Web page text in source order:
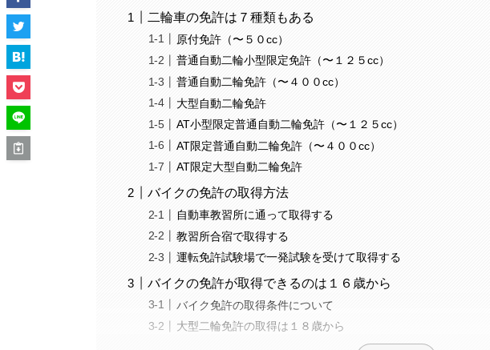
二輪車の免許は７種類もある
原付免許（〜５０cc）
普通自動二輪小型限定免許（〜１２５cc）
普通自動二輪免許（〜４００cc）
大型自動二輪免許
AT小型限定普通自動二輪免許（〜１２５cc）
AT限定普通自動二輪免許（〜４００cc）
AT限定大型自動二輪免許
バイクの免許の取得方法
自動車教習所に通って取得する
教習所合宿で取得する
運転免許試験場で一発試験を受けて取得する
バイクの免許が取得できるのは１６歳から
バイク免許の取得条件について
大型二輪免許の取得は１８歳から